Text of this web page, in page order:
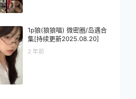
1p狼(狼狼喵) 微密圈/岛遇合
集[持续更新2025.08.20]
2 年前